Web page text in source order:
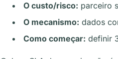
O custo/risco: parceiro
O mecanismo: dados
Como começar: definir